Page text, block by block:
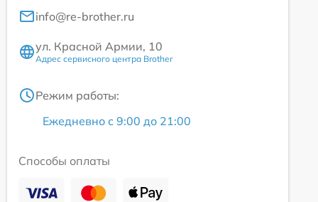
info@re-brother.ru
ул. Красной Армии, 10
Адрес сервисного центра Brother
Режим работы:
Ежедневно с 9:00 до 21:00
Способы оплаты